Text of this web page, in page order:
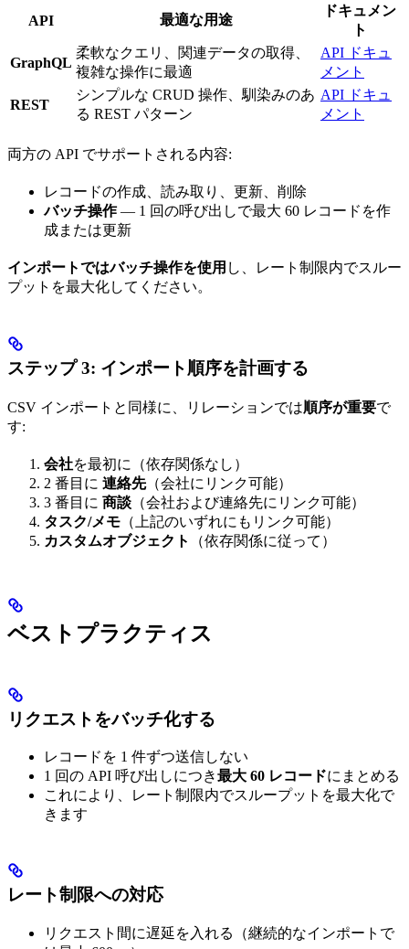
API 最適な用途
ドキュメン
ト
GraphQL
柔軟なクエリ、関連データの取得、
複雑な操作に最適
API ドキュ
メント
REST
シンプルな CRUD 操作、馴染みのあ
る REST パターン
API ドキュ
メント
両方の API でサポートされる内容:
レコードの作成、読み取り、更新、削除
バッチ操作— 1 回の呼び出しで最大 60 レコードを作
成または更新
インポートではバッチ操作を使用 し、レート制限内でスルー
プットを最大化してください。
ステップ 3: インポート順序を計画する
CSV インポートと同様に、リレーションでは順序が重要で
す:
会社を最初に（依存関係なし）
2 番目に 連絡先（会社にリンク可能）
3 番目に 商談 （会社および連絡先にリンク可能）
タスク/メモ （上記のいずれにもリンク可能）
カスタムオブジェクト
（依存関係に従って）
ベストプラクティス
リクエストをバッチ化する
レコードを 1 件ずつ送信しない
1 回の API 呼び出しにつき最大 60 レコードにまとめる
これにより、レート制限内でスループットを最大化で
きます
レート制限への対応
リクエスト間に遅延を入れる（継続的なインポートで